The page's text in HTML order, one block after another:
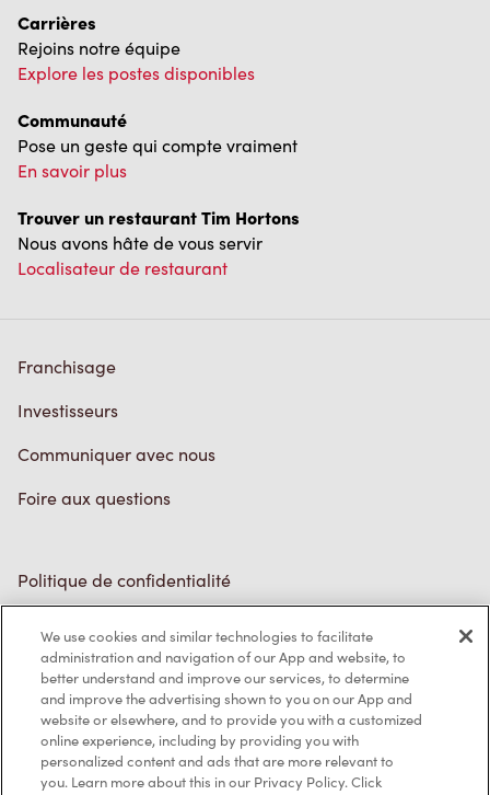
Carrières
Rejoins notre équipe
Explore les postes disponibles
Communauté
Pose un geste qui compte vraiment
En savoir plus
Trouver un restaurant Tim Hortons
Nous avons hâte de vous servir
Localisateur de restaurant
Franchisage
Investisseurs
Communiquer avec nous
Foire aux questions
Politique de confidentialité
Marques de commerce
Accessibilité
Diagnostic
We use cookies and similar technologies to facilitate
administration and navigation of our App and website, to
better understand and improve our services, to determine
and improve the advertising shown to you on our App and
website or elsewhere, and to provide you with a customized
online experience, including by providing you with
personalized content and ads that are more relevant to
you. Learn more about this in our Privacy Policy. Click